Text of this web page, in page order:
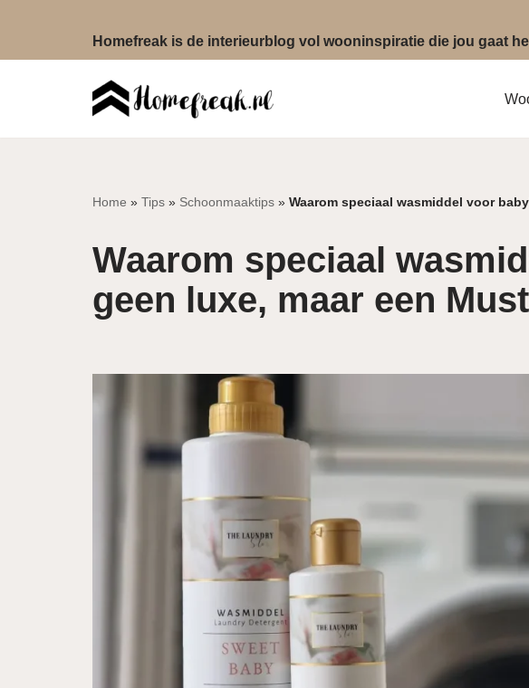
Homefreak is de interieurblog vol wooninspiratie die jou gaat
Home » Tips » Schoonmaaktips » Waarom speciaal wasmiddel voor
Waarom speciaal
geen luxe, maar een